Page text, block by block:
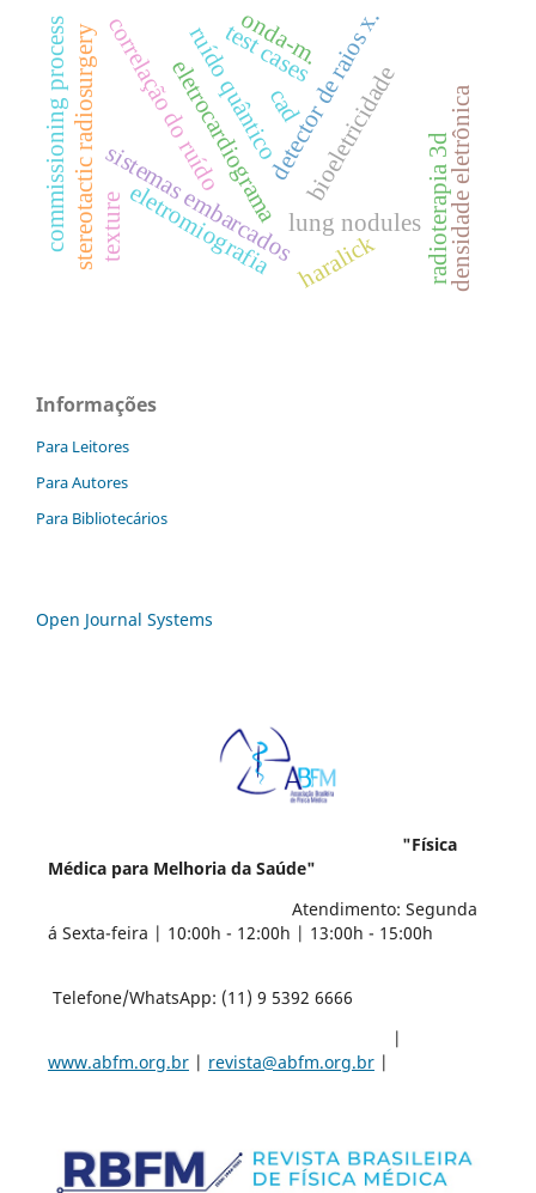
detector de raios x.
bioeletricidade
sistemas embarcados
eletrocardiograma
ruído quântico
correlação do ruído
eletromiografia
stereotactic radiosurgery
commissioning process test cases
radioterapia 3d
onda-m.
lung nodules
cad
haralick
texture densidade eletrônica
Informações
Para Leitores
Para Autores
Para Bibliotecários
Open Journal Systems
"Física
Médica para Melhoria da Saúde"
Atendimento: Segunda
á Sexta-feira | 10:00h - 12:00h | 13:00h - 15:00h
Telefone/WhatsApp: (11) 9 5392 6666
|
www.abfm.org.br| revista@abfm.org.br|